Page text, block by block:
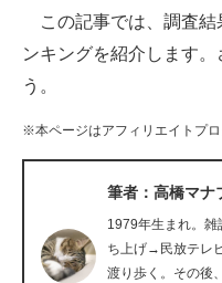
好きが集まる 比べて選べる
ビジネスと働き方のヒント
経営リーダーのコミュニテ
マーケ×ITの今がよく分かる
この記事では、調査結
ンキングを紹介します
う。
※本ページはアフィリエイトプ
筆者：高橋マナ
1979年生まれ。
ち上げ→民放テレ
渡り歩く。その後